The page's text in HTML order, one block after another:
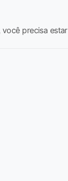
você precisa